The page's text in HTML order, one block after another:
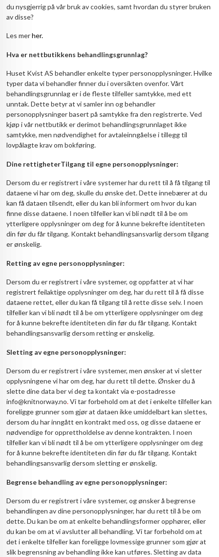
du nysgjerrig på vår bruk av cookies, samt hvordan du styrer bruken
av disse?
Les merher.
Hva er nettbutikkens behandlingsgrunnlag?
Huset Kvist AS behandler enkelte typer personopplysninger. Hvilke
typer data vi behandler finner du i oversikten ovenfor. Vårt
behandlingsgrunnlag er i de fleste tilfeller samtykke, med ett
unntak. Dette betyr at vi samler inn og behandler
personopplysninger basert på samtykke fra den registrerte. Ved
kjøp i vår nettbutikk er derimot behandlingsgrunnlaget ikke
samtykke, men nødvendighet for avtaleinngåelse i tillegg til
lovpålagte krav om bokføring.
Dine rettigheterTilgang til egne personopplysninger:
Dersom du er registrert i våre systemer har du rett til å få tilgang til
dataene vi har om deg, skulle du ønske det. Dette innebærer at du
kan få dataen tilsendt, eller du kan bli informert om hvor du kan
finne disse dataene. I noen tilfeller kan vi bli nødt til å be om
ytterligere opplysninger om deg for å kunne bekrefte identiteten
din før du får tilgang. Kontakt behandlingsansvarlig dersom tilgang
er ønskelig.
Retting av egne personopplysninger:
Dersom du er registrert i våre systemer, og oppfatter at vi har
registrert feilaktige opplysninger om deg, har du rett til å få disse
dataene rettet, eller du kan få tilgang til å rette disse selv. I noen
tilfeller kan vi bli nødt til å be om ytterligere opplysninger om deg
for å kunne bekrefte identiteten din før du får tilgang. Kontakt
behandlingsansvarlig dersom retting er ønskelig.
Sletting av egne personopplysninger:
Dersom du er registrert i våre systemer, men ønsker at vi sletter
opplysningene vi har om deg, har du rett til dette. Ønsker du å
slette dine data ber vi deg ta kontakt via e-postadresse
info@knitnorway.no.Vi tar forbehold om at det i enkelte tilfeller kan
foreligge grunner som gjør at dataen ikke umiddelbart kan slettes,
dersom du har inngått en kontrakt med oss, og disse dataene er
nødvendige for opprettholdelse av denne kontrakten. I noen
tilfeller kan vi bli nødt til å be om ytterligere opplysninger om deg
for å kunne bekrefte identiteten din før du får tilgang. Kontakt
behandlingsansvarlig dersom sletting er ønskelig.
Begrense behandling av egne personopplysninger:
Dersom du er registrert i våre systemer, og ønsker å begrense
behandlingen av dine personopplysninger, har du rett til å be om
dette. Du kan be om at enkelte behandlingsformer opphører, eller
du kan be om at vi avslutter all behandling. Vi tar forbehold om at
det i enkelte tilfeller kan foreligge lovmessige grunner som gjør at
slik begrensning av behandling ikke kan utføres. Sletting av data